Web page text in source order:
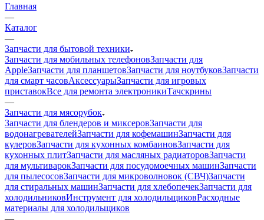
Главная
—
Каталог
—
Запчасти для бытовой техники
Запчасти для мобильных телефоновЗапчасти для
AppleЗапчасти для планшетовЗапчасти для ноутбуковЗапчасти
для смарт часовАксессуарыЗапчасти для игровых
приставокВсе для ремонта электроникиТачскрины
—
Запчасти для мясорубок
Запчасти для блендеров и миксеровЗапчасти для
водонагревателейЗапчасти для кофемашинЗапчасти для
кулеровЗапчасти для кухонных комбаиновЗапчасти для
кухонных плитЗапчасти для масляных радиаторовЗапчасти
для мультиварокЗапчасти для посудомоечных машинЗапчасти
для пылесосовЗапчасти для микроволновок (СВЧ)Запчасти
для стиральных машинЗапчасти для хлебопечекЗапчасти для
холодильниковИнструмент для холодильщиковРасходные
материалы для холодильщиков